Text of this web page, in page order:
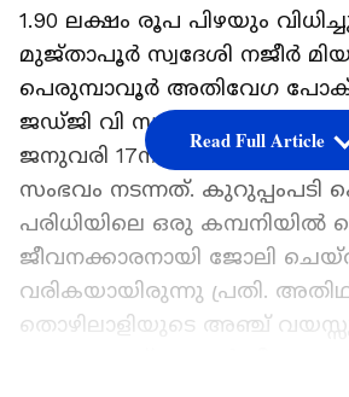
1.90 ലക്ഷം രൂപ പിഴയും
മുജ്താപൂർ സ്വദേശി നജീർ
പെരുമ്പാവൂർ അതിവേഗ
ജഡ്ജി വി സന്ദീപ് കൃഷ്ണ
ജനുവരി 17നാണ് കേസിന്
സംഭവം നടന്നത്. കുറുപ്പംപടി
പരിധിയിലെ ഒരു കമ്പനിയിൽ
ജീവനക്കാരനായി ജോലി
വരികയായിരുന്നു പ്രതി.
തൊഴിലാളിയുടെ അഞ്ച്
Read Full Article